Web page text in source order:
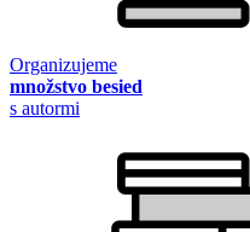
Organizujeme
množstvo besied
s autormi